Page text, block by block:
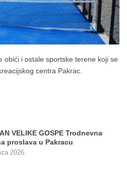
obići i ostale sportske terene koji se
centra Pakrac.
VELIKE GOSPE Trodnevna
proslava u Pakracu
2026.